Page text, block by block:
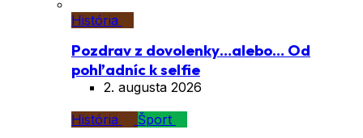
História
Pozdrav z dovolenky…alebo… Od
pohľadníc k selfie
2. augusta 2026
História
Šport